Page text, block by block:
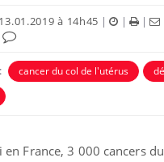
à 14h45 | | |
cancer du col de l'utérus
en France, 3 000 cancers